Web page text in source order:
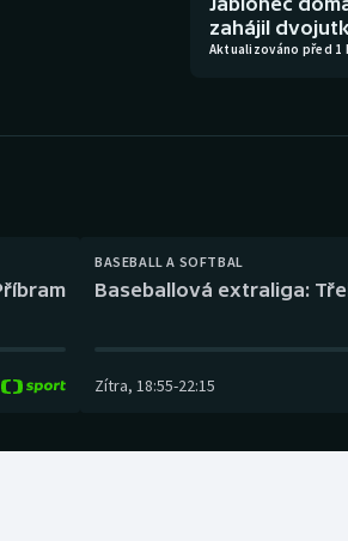
zahájil
Aktualizováno před 1
BASEBALL A SOFTBAL
Baseballová extraliga:
Zítra, 18:55-22:15